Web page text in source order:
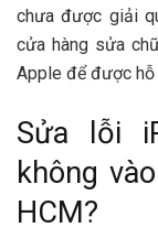
chưa được giải
cửa hàng sửa
Apple để được hỗ
Sửa lỗi
không
HCM?